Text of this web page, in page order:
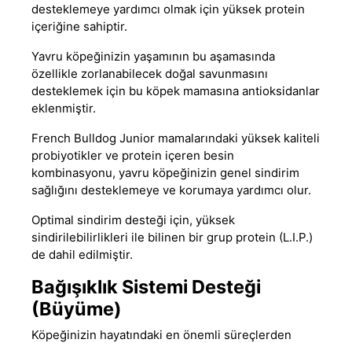
desteklemeye yardımcı olmak için yüksek protein
içeriğine sahiptir.
Yavru köpeğinizin yaşamının bu aşamasında
özellikle zorlanabilecek doğal savunmasını
desteklemek için bu köpek mamasına antioksidanlar
eklenmiştir.
French Bulldog Junior mamalarındaki yüksek kaliteli
probiyotikler ve protein içeren besin
kombinasyonu, yavru köpeğinizin genel sindirim
sağlığını desteklemeye ve korumaya yardımcı olur.
Optimal sindirim desteği için, yüksek
sindirilebilirlikleri ile bilinen bir grup protein (L.I.P.)
de dahil edilmiştir.
Bağışıklık Sistemi Desteği
(Büyüme)
Köpeğinizin hayatındaki en önemli süreçlerden